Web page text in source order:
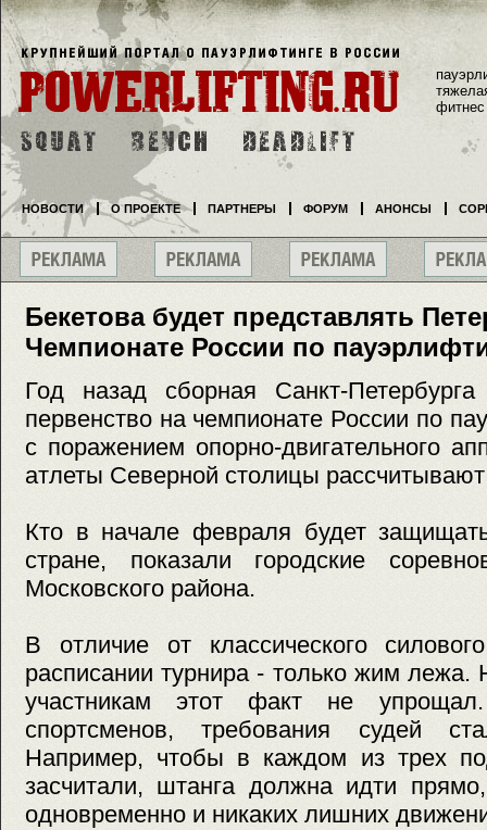
Бекетова будет представлять
Чемпионате России по
Год назад сборная Санкт-
первенство на чемпионате России по
с поражением опорно-двигательного
атлеты Северной столицы рассчитывают
Кто в начале февраля будет
стране, показали городские
Московского района.
В отличие от классического
расписании турнира - только жим лежа.
участникам этот факт не
спортсменов, требования судей
Например, чтобы в каждом из трех
засчитали, штанга должна идти
одновременно и никаких лишних
фитнес
НОВОСТИ О ПРОЕКТЕ ПАРТНЕРЫ ФОРУМ АНОНСЫ